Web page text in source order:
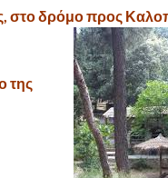
στο δρόμο προς
της